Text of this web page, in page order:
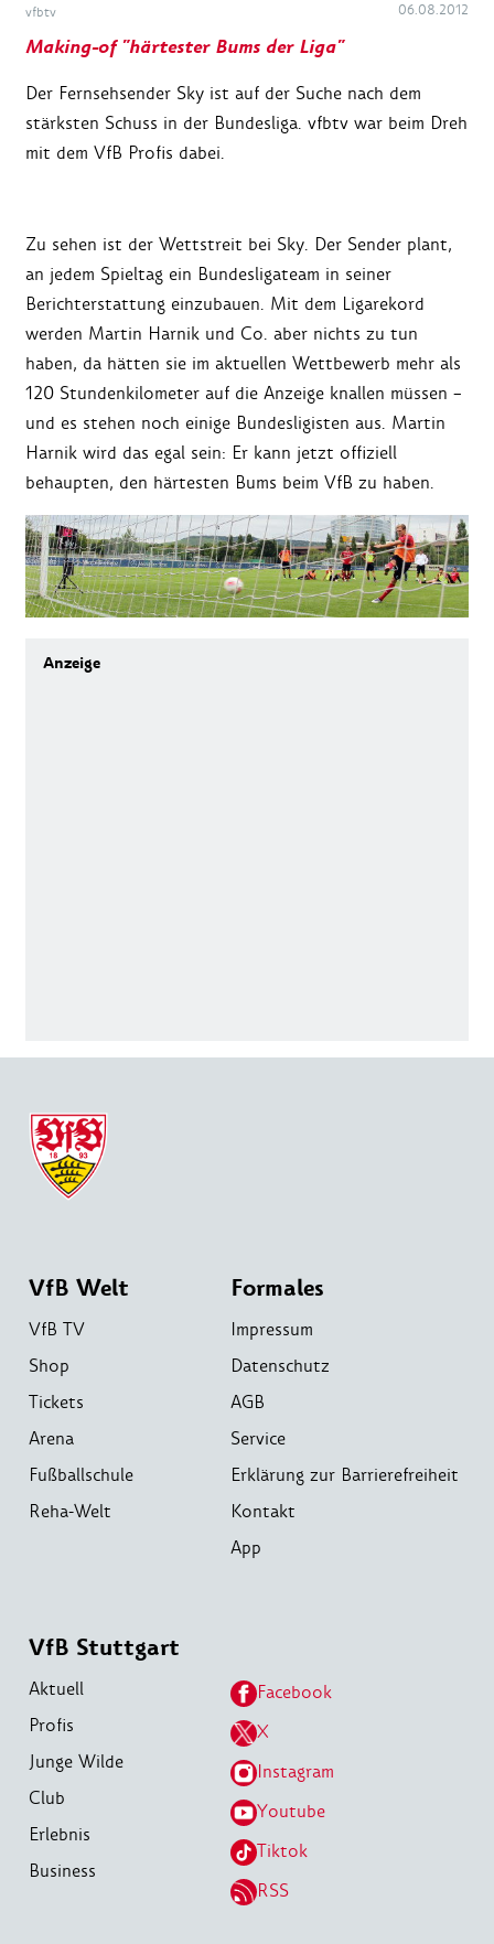
vfbtv 06.08.2012
Making-of "härtester Bums der Liga"
Der Fernsehsender Sky ist auf der Suche nach dem
stärksten Schuss in der Bundesliga. vfbtv war beim Dreh
mit dem VfB Profis dabei.
Zu sehen ist der Wettstreit bei Sky. Der Sender plant,
an jedem Spieltag ein Bundesligateam in seiner
Berichterstattung einzubauen. Mit dem Ligarekord
werden Martin Harnik und Co. aber nichts zu tun
haben, da hätten sie im aktuellen Wettbewerb mehr als
120 Stundenkilometer auf die Anzeige knallen müssen –
und es stehen noch einige Bundesligisten aus. Martin
Harnik wird das egal sein: Er kann jetzt offiziell
behaupten, den härtesten Bums beim VfB zu haben.
VfB Welt
VfB TV
Shop
Tickets
Arena
Fußballschule
Reha-Welt
Formales
Impressum
Datenschutz
AGB
Service
Erklärung zur Barrierefreiheit
Kontakt
App
VfB Stuttgart
Aktuell
Profis
Junge Wilde
Club
Erlebnis
Business
Facebook
X
Instagram
Youtube
Tiktok
RSS